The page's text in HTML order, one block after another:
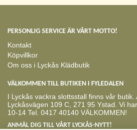
PERSONLIG SERVICE ÄR VÅRT MOTTO!
Kontakt
Köpvillkor
Om oss i Lyckås Klädbutik
VÄLKOMMEN TILL BUTIKEN I FYLEDALEN
I Lyckås vackra slottsstall finns vår
Lyckåsvägen 109 C, 271 95 Ystad. Vi
10-14 Tel. 0417 40140 VÄLKOMMEN!
ANMÄL DIG TILL VÅRT LYCKÅS-NYTT!